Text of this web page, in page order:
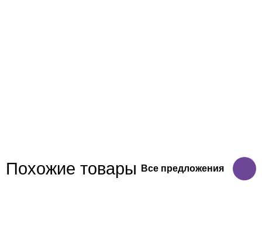
Похожие товары Все предложения